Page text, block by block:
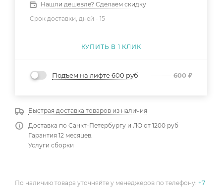
Нашли дешевле? Сделаем скидку
Срок доставки, дней - 15
КУПИТЬ В 1 КЛИК
Подъем на лифте 600 руб 600 ₽
Быстрая доставка товаров из наличия
Доставка по Санкт-Петербургу и ЛО от 1200 руб
Гарантия 12 месяцев.
Услуги сборки
По наличию товара уточняйте у менеджеров по телефону: +7